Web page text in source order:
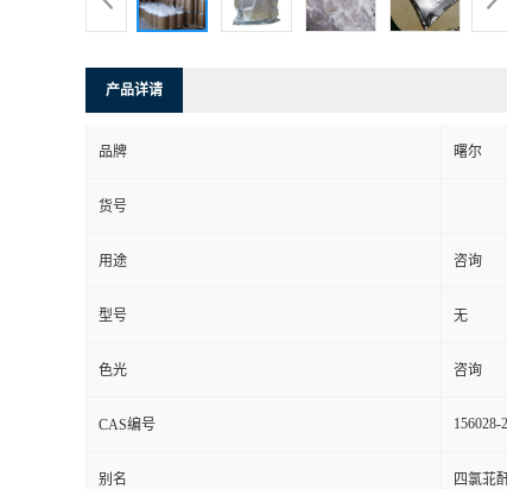
产品详请
品牌 曙尔
货号
用途 咨询
型号 无
色光 咨询
CAS编号 156028-
别名 四氯苝